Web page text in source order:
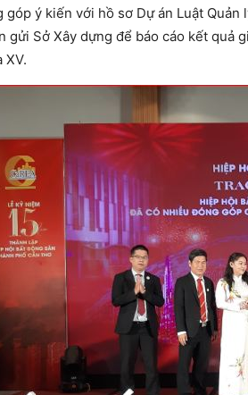
góp ý kiến với hồ sơ Dự án Luật
gửi Sở Xây dựng để báo cáo kết quả
XV.